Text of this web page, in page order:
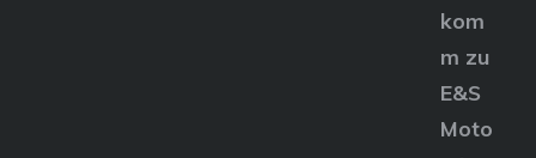
kom
m zu
E&S
Moto